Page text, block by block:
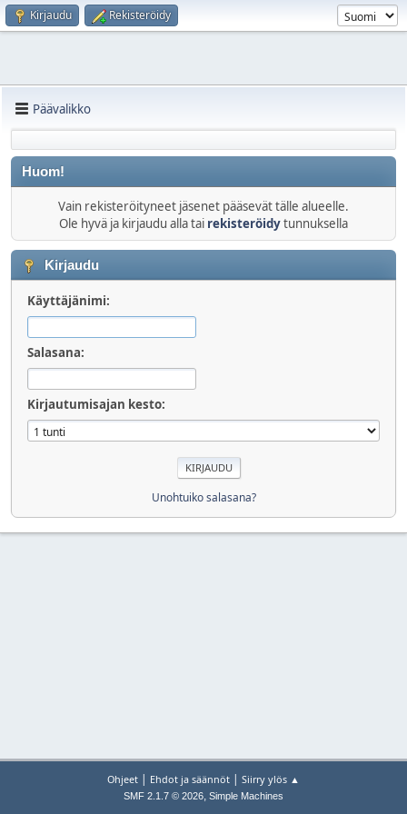
Kirjaudu Rekisteröidy
Päävalikko
Huom!
Vain rekisteröityneet jäsenet pääsevät tälle alueelle.
Ole hyvä ja kirjaudu alla tai rekisteröidytunnuksella
Kirjaudu
Käyttäjänimi:
Salasana:
Kirjautumisajan kesto:
Unohtuiko salasana?
Ohjeet | Ehdot ja säännöt | Siirry ylös ▲
SMF 2.1.7 © 2026, Simple Machines